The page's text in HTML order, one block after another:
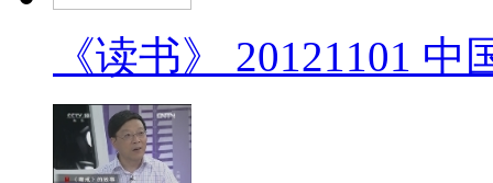
《读书》 20121101